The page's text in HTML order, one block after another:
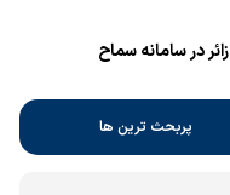
پربحث ترین ها